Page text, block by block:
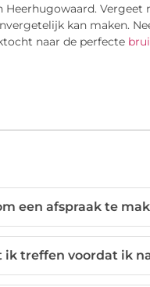
kan maken.
naar de perfecte
een afspraak te
treffen voordat ik